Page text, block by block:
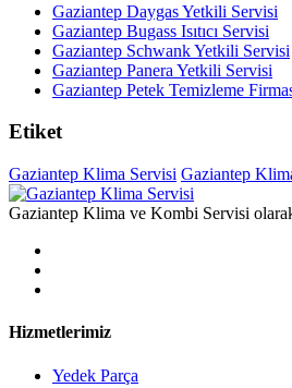
Gaziantep Daygas Yetkili Servisi
Gaziantep Bugass Isıtıcı Servisi
Gaziantep Schwank Yetkili Servisi
Gaziantep Panera Yetkili Servisi
Gaziantep Petek Temizleme
Etiket
Gaziantep Klima Servisi Gaziantep
Gaziantep Klima ve Kombi Servisi
Hizmetlerimiz
Yedek Parça